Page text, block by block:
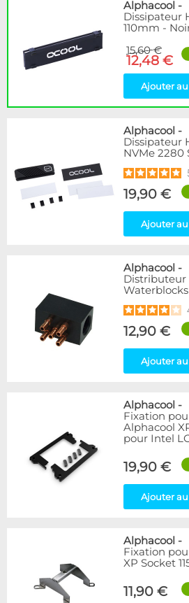
Disponibilité / Promotions
Articles en promotions
Appliquer
Alphacool -
Dissipateur
110mm -
15,60 €
12,48 €
Ajouter
Alphacool -
Dissipateur
NVMe 2280
19,90 €
Ajouter
Alphacool -
Distributeur
Waterblocks
12,90 €
Ajouter
Alphacool -
Fixation
Alphacool
pour Intel
19,90 €
Ajouter
Alphacool -
Fixation
XP Socket
11,90 €